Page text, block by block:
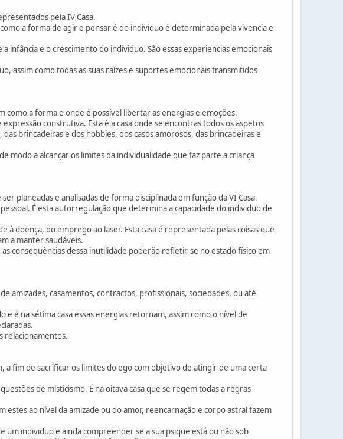
pela IV Casa.
a forma de agir e pensar é do individuo é determinada pela vivencia e
e o crescimento do individuo. São essas experiencias emocionais
assim como todas as suas raízes e suportes emocionais transmitidos
como a forma e onde é possível libertar as energias e emoções.
construtiva. Esta é a casa onde se encontras todos os aspetos
brincadeiras e dos hobbies, dos casos amorosos, das brincadeiras e
modo a alcançar os limites da individualidade que faz parte a criança
planeadas e analisadas de forma disciplinada em função da VI Casa.
É esta autorregulação que determina a capacidade do individuo de
à doença, do emprego ao laser. Esta casa é representada pelas coisas que
a manter saudáveis.
consequências dessa inutilidade poderão refletir-se no estado físico em
amizades, casamentos, contractos, profissionais, sociedades, ou até
é na sétima casa essas energias retornam, assim como o nível de
relacionamentos.
a fim de sacrificar os limites do ego com objetivo de atingir de uma certa
de misticismo. É na oitava casa que se regem todas a regras
estes ao nível da amizade ou do amor, reencarnação e corpo astral fazem
um individuo e ainda compreender se a sua psique está ou não sob